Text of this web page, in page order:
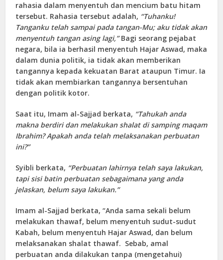
rahasia dalam menyentuh dan mencium batu hitam
tersebut. Rahasia tersebut adalah, “Tuhanku!
Tanganku telah sampai pada tangan-Mu; aku tidak akan
menyentuh tangan asing lagi,”Bagi seorang pejabat
negara, bila ia berhasil menyentuh Hajar Aswad, maka
dalam dunia politik, ia tidak akan memberikan
tangannya kepada kekuatan Barat ataupun Timur. Ia
tidak akan membiarkan tangannya bersentuhan
dengan politik kotor.
Saat itu, Imam al-Sajjad berkata, “Tahukah anda
makna berdiri dan melakukan shalat di samping maqam
Ibrahim?Apakah anda telah melaksanakan perbuatan
ini?”
Syibli berkata, “Perbuatan lahirnya telah saya lakukan,
tapi sisi batin perbuatan sebagaimana yang anda
jelaskan, belum saya lakukan.”
Imam al-Sajjad berkata, “Anda sama sekali belum
melakukan thawaf, belum menyentuh sudut-sudut
Kabah, belum menyentuh Hajar Aswad, dan belum
melaksanakan shalat thawaf. Sebab, amal
perbuatan anda dilakukan tanpa (mengetahui)